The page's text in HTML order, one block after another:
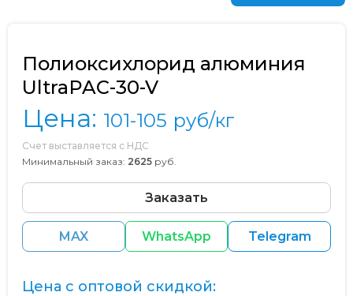
Полиоксихлорид алюминия
UltraPAC-30-V
Цена: 101-105 руб/кг
Счет выставляется с НДС
Минимальный заказ: 2625 руб.
Заказать
MAX WhatsApp Telegram
Цена с оптовой скидкой: